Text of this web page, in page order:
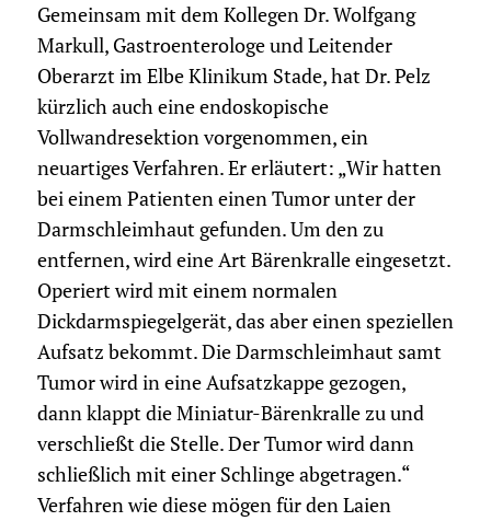
Gemeinsam mit dem Kollegen Dr. Wolfgang
Markull, Gastroenterologe und Leitender
Oberarzt im Elbe Klinikum Stade, hat Dr. Pelz
kürzlich auch eine endoskopische
Vollwandresektion vorgenommen, ein
neuartiges Verfahren. Er erläutert: „Wir hatten
bei einem Patienten einen Tumor unter der
Darmschleimhaut gefunden. Um den zu
entfernen, wird eine Art Bärenkralle eingesetzt.
Operiert wird mit einem normalen
Dickdarmspiegelgerät, das aber einen speziellen
Aufsatz bekommt. Die Darmschleimhaut samt
Tumor wird in eine Aufsatzkappe gezogen,
dann klappt die Miniatur-Bärenkralle zu und
verschließt die Stelle. Der Tumor wird dann
schließlich mit einer Schlinge abgetragen.“
Verfahren wie diese mögen für den Laien